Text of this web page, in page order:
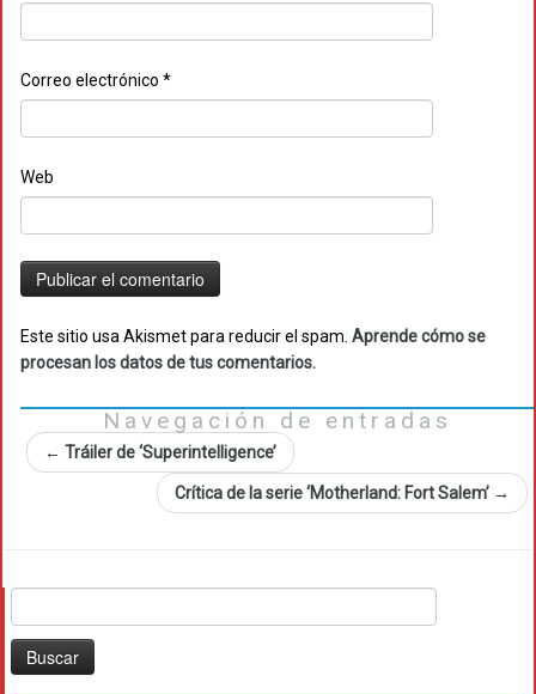
Correo electrónico *
Web
Este sitio usa Akismet para reducir el spam. Aprende cómo se
procesan los datos de tus comentarios.
Navegación de entradas
← Tráiler de ‘Superintelligence’
Crítica de la serie ‘Motherland: Fort Salem’ →